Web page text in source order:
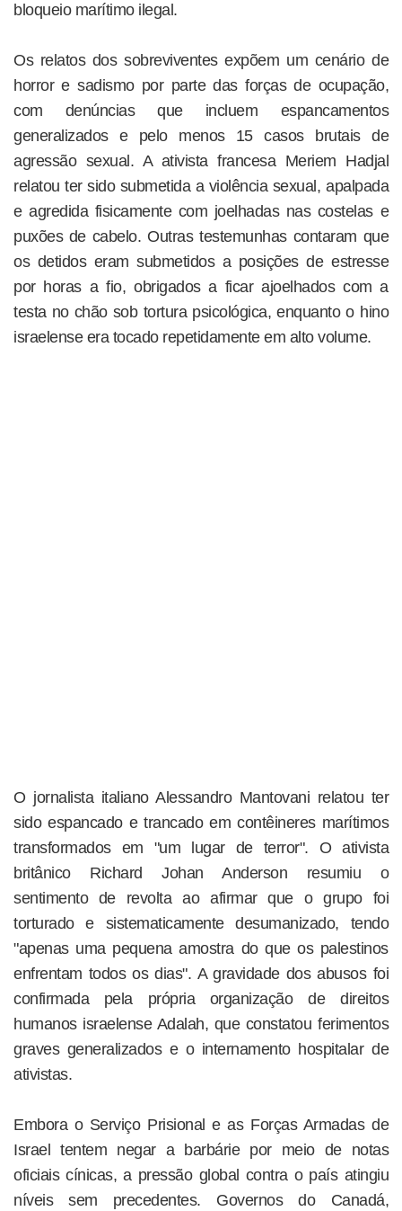
bloqueio marítimo ilegal.
Os relatos dos sobreviventes expõem um cenário de
horror e sadismo por parte das forças de ocupação,
com denúncias que incluem espancamentos
generalizados e pelo menos 15 casos brutais de
agressão sexual. A ativista francesa Meriem Hadjal
relatou ter sido submetida a violência sexual, apalpada
e agredida fisicamente com joelhadas nas costelas e
puxões de cabelo. Outras testemunhas contaram que
os detidos eram submetidos a posições de estresse
por horas a fio, obrigados a ficar ajoelhados com a
testa no chão sob tortura psicológica, enquanto o hino
israelense era tocado repetidamente em alto volume.
O jornalista italiano Alessandro Mantovani relatou ter
sido espancado e trancado em contêineres marítimos
transformados em "um lugar de terror". O ativista
britânico Richard Johan Anderson resumiu o
sentimento de revolta ao afirmar que o grupo foi
torturado e sistematicamente desumanizado, tendo
"apenas uma pequena amostra do que os palestinos
enfrentam todos os dias". A gravidade dos abusos foi
confirmada pela própria organização de direitos
humanos israelense Adalah, que constatou ferimentos
graves generalizados e o internamento hospitalar de
ativistas.
Embora o Serviço Prisional e as Forças Armadas de
Israel tentem negar a barbárie por meio de notas
oficiais cínicas, a pressão global contra o país atingiu
níveis sem precedentes. Governos do Canadá,